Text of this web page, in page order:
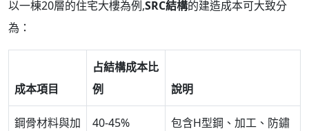
以一棟20層的住宅大樓為例,SRC結構的建造成本可大致分
為：
成本項目
占結構成本比
例
說明
鋼骨材料與加
40-45%
包含H型鋼、加工、防鏽